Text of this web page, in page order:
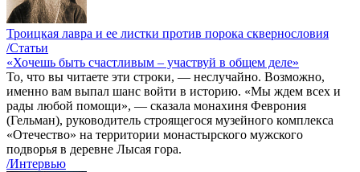
Троицкая лавра и ее листки против порока сквернословия
/Статьи
«Хочешь быть счастливым – участвуй в общем деле»
То, что вы читаете эти строки, — неслучайно. Возможно,
именно вам выпал шанс войти в историю. «Мы ждем всех и
рады любой помощи», — сказала монахиня Феврония
(Гельман), руководитель строящегося музейного комплекса
«Отечество» на территории монастырского мужского
подворья в деревне Лысая гора.
/Интервью